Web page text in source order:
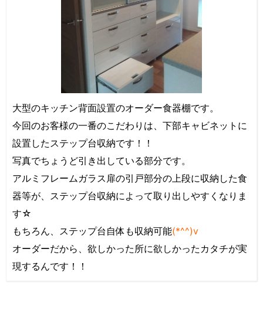
大型のキッチン背面設置のオーダー食器棚です。
今回のお客様の一番のこだわりは、下部キャビネットに
設置したステップ台収納です！！
写真でちょうど引き出している部分です。
アルミフレームガラス扉の引戸部分の上段に収納した食
器等が、ステップ台収納によって取り出しやすくなりま
す☆
もちろん、ステップ台自体も収納可能(*^^)v
オーダーだから、欲しかった所に欲しかったカタチが実
現するんです！！